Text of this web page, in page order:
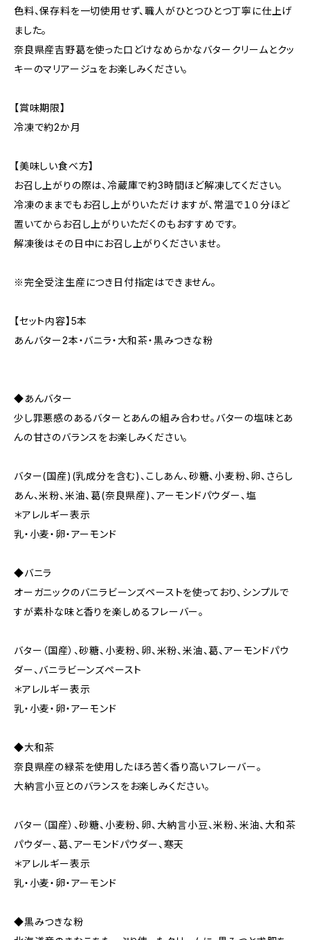
色料、保存料を一切使用せず、職人がひとつひとつ丁寧に仕上げ
ました。
奈良県産吉野葛を使った口どけなめらかなバタークリームとクッ
キーのマリアージュをお楽しみください。
【賞味期限】
冷凍で約2か月
【美味しい食べ方】
お召し上がりの際は、冷蔵庫で約3時間ほど解凍してください。
冷凍のままでもお召し上がりいただけますが、常温で１０分ほど
置いてからお召し上がりいただくのもおすすめです。
解凍後はその日中にお召し上がりくださいませ。
※完全受注生産につき日付指定はできません。
【セット内容】5本
あんバター2本・バニラ・大和茶・黒みつきな粉
◆あんバター
少し罪悪感のあるバターとあんの組み合わせ。バターの塩味とあ
んの甘さのバランスをお楽しみください。
バター(国産)(乳成分を含む)、こしあん、砂糖、小麦粉、卵、さらし
あん、米粉、米油、葛(奈良県産)、アーモンドパウダー、塩
＊アレルギー表示
乳・小麦・卵・アーモンド
◆バニラ
オーガニックのバニラビーンズペーストを使っており、シンプルで
すが素朴な味と香りを楽しめるフレーバー。
バター（国産）、砂糖、小麦粉、卵、米粉、米油、葛、アーモンドパウ
ダー、バニラビーンズペースト
＊アレルギー表示
乳・小麦・卵・アーモンド
◆大和茶
奈良県産の緑茶を使用したほろ苦く香り高いフレーバー。
大納言小豆とのバランスをお楽しみください。
バター（国産）、砂糖、小麦粉、卵、大納言小豆、米粉、米油、大和茶
パウダー、葛、アーモンドパウダー、寒天
＊アレルギー表示
乳・小麦・卵・アーモンド
◆黒みつきな粉